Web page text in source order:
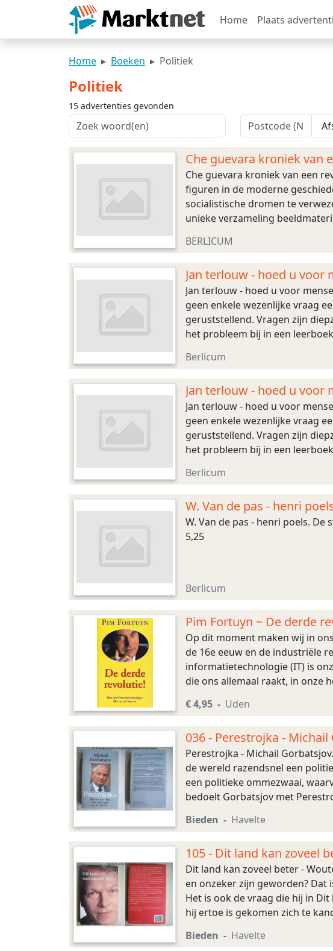
Home Plaats
Home Boeken Politiek
Politiek
15 advertenties gevonden
Che guevara kroniek van
Che guevara kroniek van een
figuren in de moderne
socialistische dromen te
unieke verzameling
BERLICUM
Jan terlouw - hoed u voor
Jan terlouw - hoed u voor
geen enkele wezenlijke vraag
geruststellend. Vragen zijn
het probleem bij in een
Berlicum
Jan terlouw - hoed u voor
Jan terlouw - hoed u voor
geen enkele wezenlijke vraag
geruststellend. Vragen zijn
het probleem bij in een
Berlicum
W. Van de pas - henri
W. Van de pas - henri poels.
5,25
Berlicum
Pim Fortuyn ~ De derde
Op dit moment maken wij in
de 16e eeuw en de industriële
informatietechnologie (IT) is
die ons allemaal raakt, in onze
€ 4,95 Uden
036 - Perestrojka -
Perestrojka - Michail
de wereld razendsnel een
een politieke ommezwaai,
bedoelt Gorbatsjov met
Bieden Havelte
105 - Dit land kan zoveel
Dit land kan zoveel beter -
en onzeker zijn geworden? Dat
Het is ook de vraag die hij in
hij ertoe is gekomen zich te
Bieden Havelte